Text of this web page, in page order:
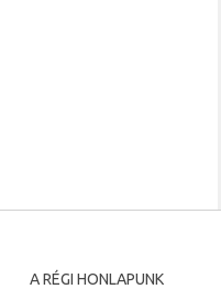
A RÉGI HONLAPUNK